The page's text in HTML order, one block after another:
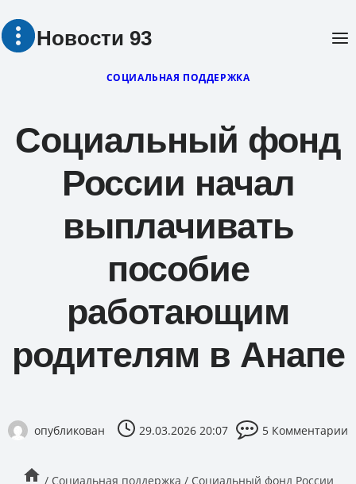
Перейти
Новости 93
СОЦИАЛЬНАЯ ПОДДЕРЖКА
Социальный фонд
России начал
выплачивать
пособие
работающим
родителям в Анапе
опубликован 29.03.2026 20:07 5 Комментарии
/ Социальная поддержка / Социальный фонд России